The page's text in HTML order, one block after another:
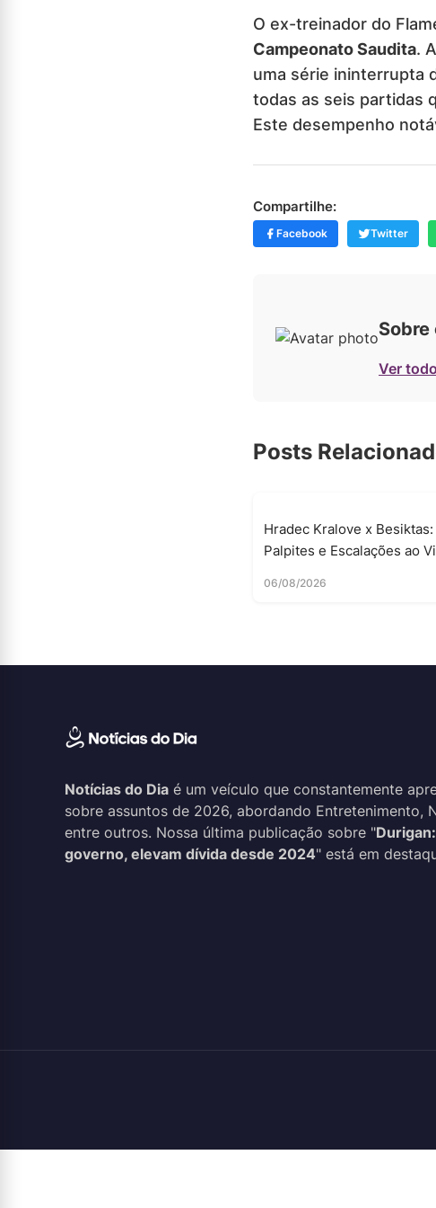
O ex-treinador do
Campeonato Saudita.
uma série ininterrupta
todas as seis partidas
Este desempenho
Compartilhe:
Facebook Twitter
Sobre
Ver
Posts
Hradec Kralove x Besiktas:
Palpites e Escalações ao
06/08/2026
Notícias do Dia é um veículo que constantemente
sobre assuntos de 2026, abordando Entretenimento,
entre outros. Nossa última publicação sobre "
governo, elevam dívida desde 2024" está em